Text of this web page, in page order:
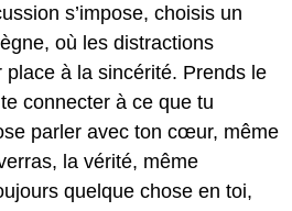
s’impose, choisis un
où les distractions
place à la sincérité. Prends le
connecter à ce que tu
parler avec ton cœur, même
la vérité, même
quelque chose en toi,